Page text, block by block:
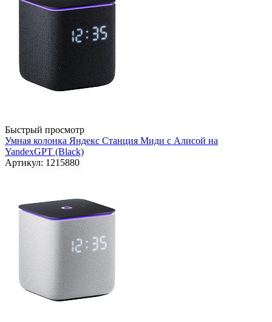
Быстрый просмотр
Умная колонка Яндекс Станция Миди с Алисой на
YandexGPT (Black)
Артикул: 1215880